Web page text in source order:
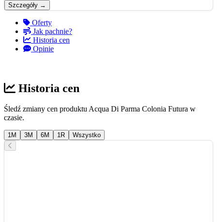
Szczegóły →
Oferty
Jak pachnie?
Historia cen
Opinie
Historia cen
Śledź zmiany cen produktu Acqua Di Parma Colonia Futura w
czasie.
1M 3M 6M 1R Wszystko